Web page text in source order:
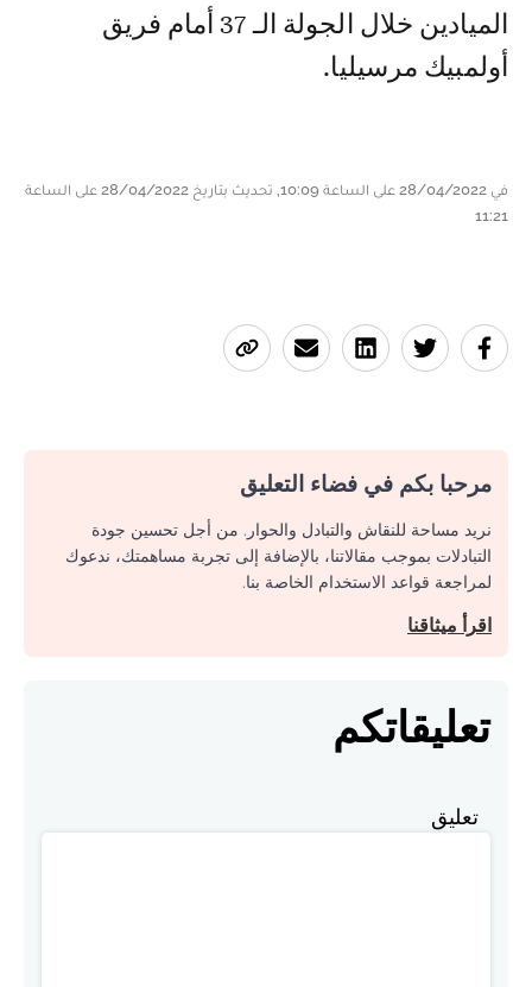
الميادين خلال الجولة الـ 37 أمام فريق
أولمبيك مرسيليا.
في 28/04/2022 على الساعة 10:09, تحديث بتاريخ 28/04/2022 على الساعة
11:21
مرحبا بكم في فضاء التعليق
نريد مساحة للنقاش والتبادل والحوار. من أجل تحسين جودة
التبادلات بموجب مقالاتنا، بالإضافة إلى تجربة مساهمتك، ندعوك
لمراجعة قواعد الاستخدام الخاصة بنا.
اقرأ ميثاقنا
تعليقاتكم
تعليق